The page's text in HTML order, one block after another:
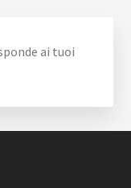
ai tuoi